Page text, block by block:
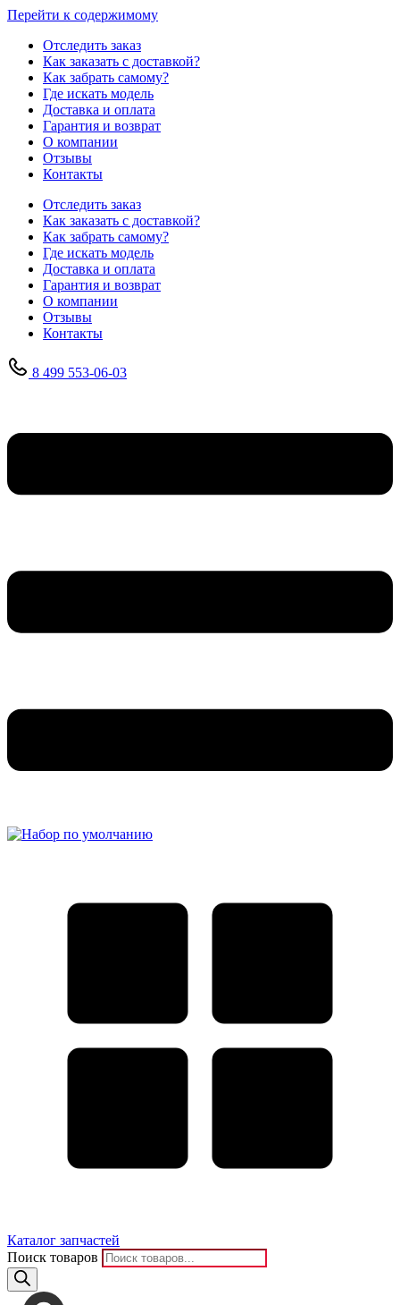
Перейти к содержимому
Отследить заказ
Как заказать с доставкой?
Как забрать самому?
Где искать модель
Доставка и оплата
Гарантия и возврат
О компании
Отзывы
Контакты
Отследить заказ
Как заказать с доставкой?
Как забрать самому?
Где искать модель
Доставка и оплата
Гарантия и возврат
О компании
Отзывы
Контакты
8 499 553-06-03
Каталог запчастей
Поиск товаров